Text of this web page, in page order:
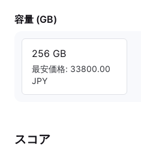
容量 (GB)
256 GB
最安価格: 33800.00
JPY
スコア